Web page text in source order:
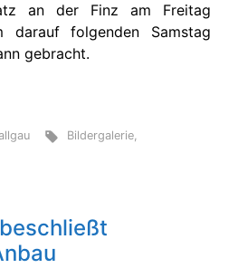
an der Finz am Freitag
darauf folgenden Samstag
gebracht.
Bildergalerie,